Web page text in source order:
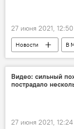
27 июня 2021, 12:50
Новости В
бакалавр
Абитуриент-2021
Видео: сильный
пострадало
27 июня 2021, 12:24